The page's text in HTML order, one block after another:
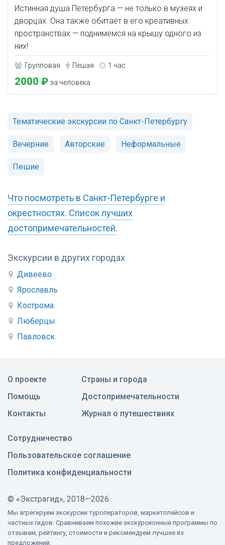
Экскурсии в других городах
Дивеево
Ярославль
Кострома
Люберцы
Павловск
Истинная душа Петербурга — не только в музеях и
дворцах. Она также обитает в его креативных
пространствах — поднимемся на крышу одного из
них!
Групповая Пешая 1 час
2000 ₽ за человека
Тематические экскурсии по Санкт-Петербургу
Вечерние Авторские Неформальные
Пешие
Что посмотреть в Санкт-Петербурге и
окрестностях. Список лучших
достопримечательностей.
О проекте
Помощь
Контакты
Страны и города
Достопримечательности
Журнал о путешествиях
Сотрудничество
Пользовательское соглашение
Политика конфиденциальности
© «Экстрагид», 2018—2026
Мы агрегируем экскурсии туроператоров, маркетплейсов и
частных гидов. Сравниваем похожие экскурсионные программы по
отзывам, рейтингу, стоимости и рекомендуем лучшее из
предложений.